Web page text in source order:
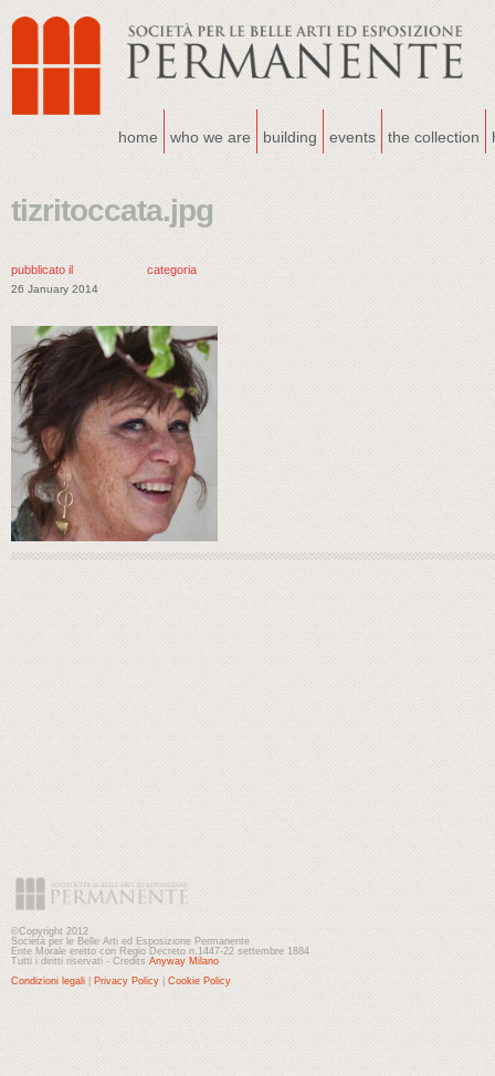
home who we are building events the collection
tizritoccata.jpg
pubblicato il
26 January 2014
categoria
©Copyright 2012
Società per le Belle Arti ed Esposizione Permanente
Ente Morale eretto con Regio Decreto n.1447-22 settembre 1884
Tutti i diritti riservati - Credits Anyway Milano
Condizioni legali
Privacy Policy Cookie Policy